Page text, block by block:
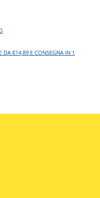
DA €14,89 E CONSEGNA IN 1